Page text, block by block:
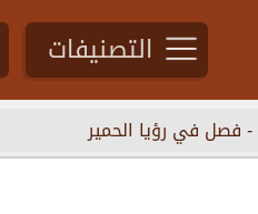
التصنيفات
-فصل في رؤيا الحمير